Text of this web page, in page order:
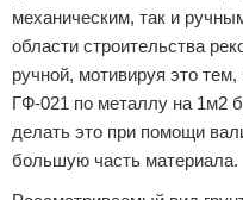
механическим, так и
области строительства
ручной, мотивируя это
ГФ-021 по металлу на 1м2
делать это при помощи
большую часть материала.